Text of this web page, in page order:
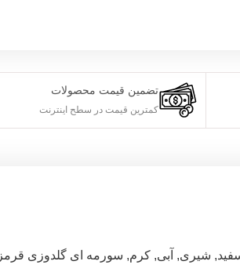
تضمین قیمت محصولات
کمترین قیمت در سطح اینترنت
, شیری, آبی, کرم, سورمه ای گلدوزی قرمز